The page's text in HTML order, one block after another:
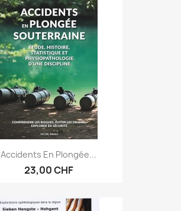
Accidents En Plongée...
23,00 CHF